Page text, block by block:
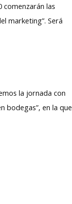
comenzarán las
marketing”. Será
la jornada con
bodegas”, en la que